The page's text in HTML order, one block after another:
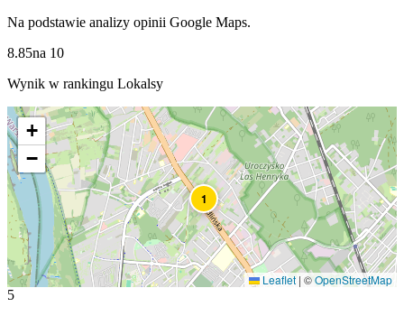
Na podstawie analizy opinii Google Maps.
8.85na 10
Wynik w rankingu Lokalsy
1
+
−
Leaflet | ©OpenStreetMap
5